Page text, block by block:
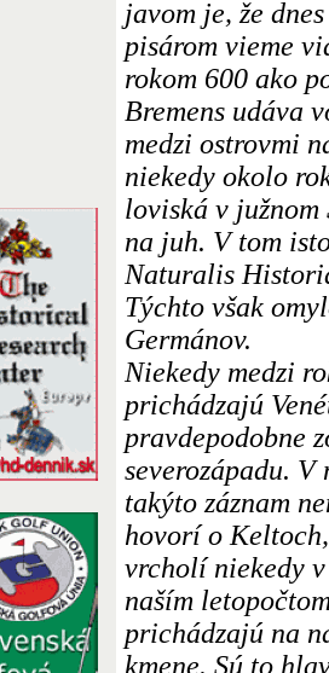
javom je, že
pisárom vieme
rokom 600 ako
Bremens udáva
medzi ostrovmi
niekedy okolo
loviská v južnom
na juh. V tom
Naturalis
Týchto však
Germánov.
Niekedy medzi
prichádzajú
pravdepodobne
severozápadu.
takýto záznam
hovorí o
vrcholí niekedy
naším
prichádzajú na
kmene. Sú to